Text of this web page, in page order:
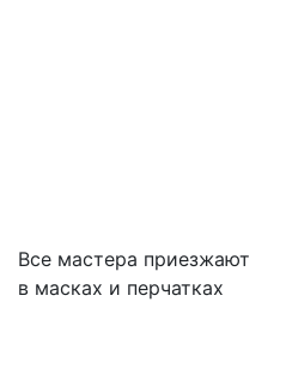
Все мастера приезжают
в масках и перчатках